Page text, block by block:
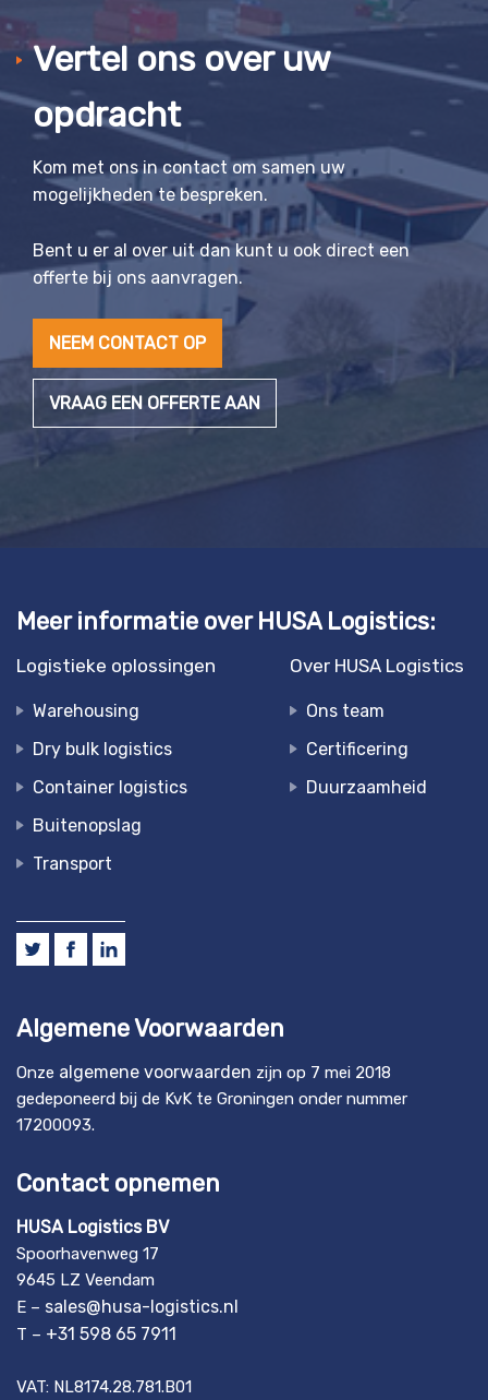
Vertel ons over uw
opdracht
Kom met ons in contact om samen uw
mogelijkheden te bespreken.
Bent u er al over uit dan kunt u ook direct een
offerte bij ons aanvragen.
NEEM CONTACT OP
VRAAG EEN OFFERTE AAN
Meer informatie over HUSA Logistics:
Logistieke oplossingen
Warehousing
Dry bulk logistics
Container logistics
Buitenopslag
Transport
Over HUSA Logistics
Ons team
Certificering
Duurzaamheid
Algemene Voorwaarden
Onze algemene voorwaarden zijn op 7 mei 2018
gedeponeerd bij de KvK te Groningen onder nummer
17200093.
Contact opnemen
HUSA Logistics BV
Spoorhavenweg 17
9645 LZ Veendam
E – sales@husa-logistics.nl
T – +31 598 65 7911
VAT: NL8174.28.781.B01